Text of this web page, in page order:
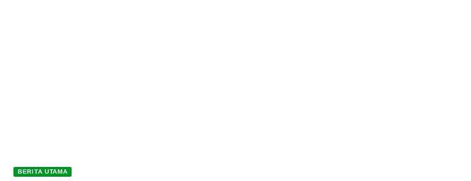
BERITA UTAMA